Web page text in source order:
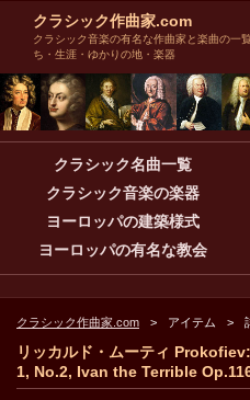
クラシック作曲家.com
クラシック音楽の有名な作曲家と楽曲の一
ち・生涯・ゆかりの地・楽器
クラシック名曲一覧
クラシック音楽の楽器
ヨーロッパの建築様式
ヨーロッパの有名な教会
クラシック作曲家.com アイテム
リッカルド・ムーティ
1, No.2, Ivan the Terrible